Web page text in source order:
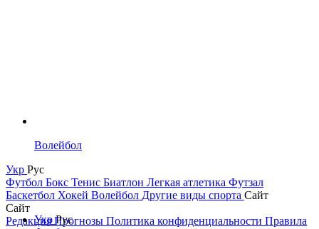
Волейбол
Укр Рус
Футбол Бокс Тенис Биатлон Легкая атлетика Футзал
Баскетбол Хокей Волейбол Другие виды спорта Сайт
Сайт
РедакцияПрогнозы Политика конфиденциальности Правила
УкрРус